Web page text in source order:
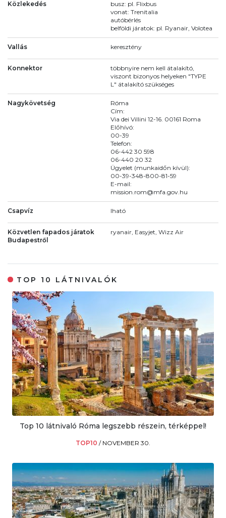
Közlekedés
busz: pl. Flixbus
vonat: Trenitalia
autóbérlés
belföldi járatok: pl. Ryanair, Volotea
Vallás keresztény
Konnektor
többnyire nem kell átalakító,
viszont bizonyos helyeken "TYPE
L" átalakító szükséges
Nagykövetség
Róma
Cím:
Via dei Villini 12-16. 00161 Roma
Előhívó:
00-39
Telefon:
06-442 30 598
06-440 20 32
Ügyelet (munkaidőn kívül):
00-39-348-800-81-59
E-mail:
mission.rom@mfa.gov.hu
Csapvíz Iható
Közvetlen fapados járatok
Budapestről
ryanair, Easyjet, Wizz Air
TOP 10 LÁTNIVALÓK
Top 10 látnivaló Róma legszebb részein, térképpel!
TOP10 / NOVEMBER 30.